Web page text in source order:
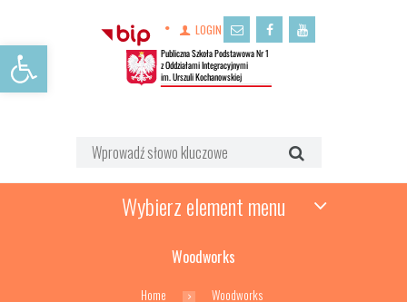
Open toolbar
LOGIN
Wybierz element menu
Woodworks
Home Woodworks